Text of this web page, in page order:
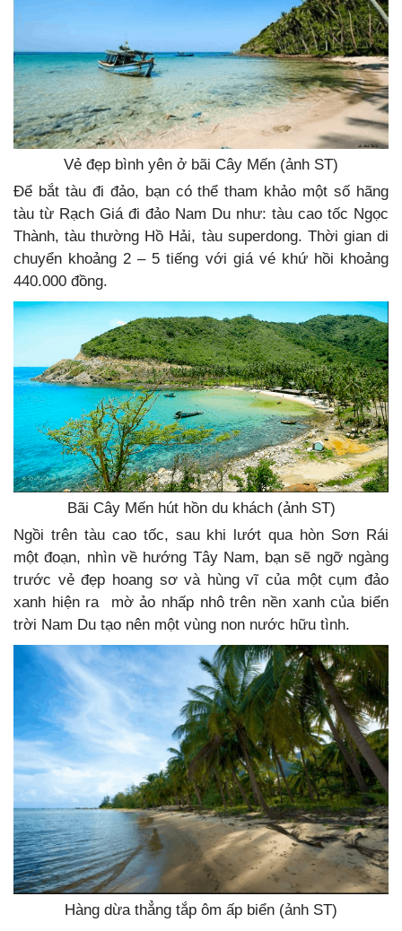
Vẻ đẹp bình yên ở bãi Cây Mến (ảnh ST)
Để bắt tàu đi đảo, bạn có thể tham khảo một số hãng
tàu từ Rạch Giá đi đảo Nam Du như: tàu cao tốc Ngọc
Thành, tàu thường Hồ Hải, tàu superdong. Thời gian di
chuyển khoảng 2 – 5 tiếng với giá vé khứ hồi khoảng
440.000 đồng.
Bãi Cây Mến hút hồn du khách (ảnh ST)
Ngồi trên tàu cao tốc, sau khi lướt qua hòn Sơn Rái
một đoạn, nhìn về hướng Tây Nam, bạn sẽ ngỡ ngàng
trước vẻ đẹp hoang sơ và hùng vĩ của một cụm đảo
xanh hiện ra mờ ảo nhấp nhô trên nền xanh của biển
trời Nam Du tạo nên một vùng non nước hữu tình.
Hàng dừa thẳng tắp ôm ấp biển (ảnh ST)